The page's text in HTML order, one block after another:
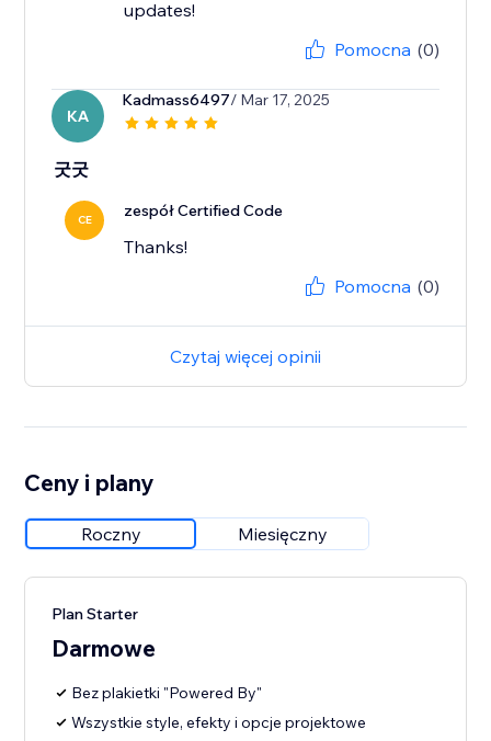
updates!
Pomocna (0)
KA
Kadmass6497/ Mar 17, 2025
굿굿
CE zespół Certified Code
Thanks!
Pomocna (0)
Czytaj więcej opinii
Ceny i plany
Roczny Miesięczny
Plan Starter
Darmowe
Bez plakietki "Powered By"
Wszystkie style, efekty i opcje projektowe